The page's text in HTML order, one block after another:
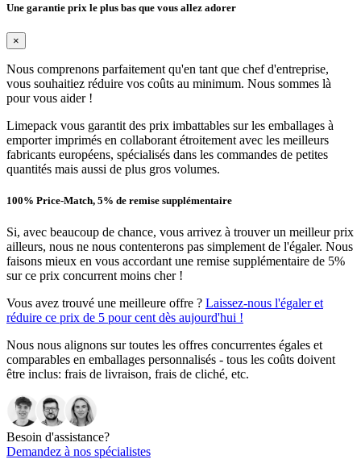
Une garantie prix le plus bas que vous allez adorer
×
Nous comprenons parfaitement qu'en tant que chef d'entreprise,
vous souhaitiez réduire vos coûts au minimum. Nous sommes là
pour vous aider !
Limepack vous garantit des prix imbattables sur les emballages à
emporter imprimés en collaborant étroitement avec les meilleurs
fabricants européens, spécialisés dans les commandes de petites
quantités mais aussi de plus gros volumes.
100% Price-Match, 5% de remise supplémentaire
Si, avec beaucoup de chance, vous arrivez à trouver un meilleur prix
ailleurs, nous ne nous contenterons pas simplement de l'égaler. Nous
faisons mieux en vous accordant une remise supplémentaire de 5%
sur ce prix concurrent moins cher !
Vous avez trouvé une meilleure offre ? Laissez-nous l'égaler et
réduire ce prix de 5 pour cent dès aujourd'hui !
Nous nous alignons sur toutes les offres concurrentes égales et
comparables en emballages personnalisés - tous les coûts doivent
être inclus: frais de livraison, frais de cliché, etc.
Besoin d'assistance?
Demandez à nos spécialistes